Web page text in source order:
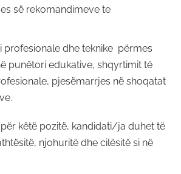
së rekomandimeve te
profesionale dhe teknike përmes
punëtori edukative, shqyrtimit të
pjesëmarrjes në shoqatat
për këtë pozitë, kandidati/ja duhet të
njohuritë dhe cilësitë si në